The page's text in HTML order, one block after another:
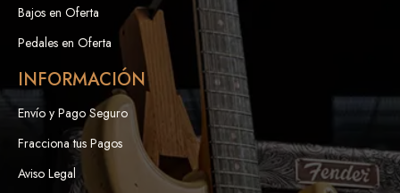
Bajos en Oferta
Pedales en Oferta
INFORMACIÓN
Envío y Pago Seguro
Fracciona tus Pagos
Aviso Legal